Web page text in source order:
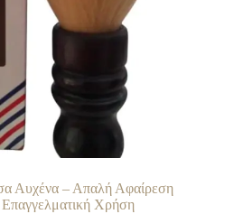
Αυχένα – Απαλή Αφαίρεση
Επαγγελματική Χρήση